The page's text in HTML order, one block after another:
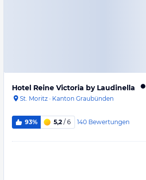
Hotel Reine Victoria by Laudinella
St. Moritz · Kanton Graubünden
93% 5,2 / 6 140 Bewertungen